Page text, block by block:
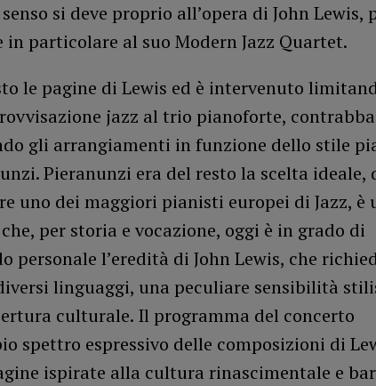
si deve proprio all’opera di John Lewis,
in particolare al suo Modern Jazz Quartet.
le pagine di Lewis ed è intervenuto
jazz al trio pianoforte,
gli arrangiamenti in funzione dello stile
Pieranunzi era del resto la scelta ideale,
uno dei maggiori pianisti europei di Jazz, è
per storia e vocazione, oggi è in grado di
personale l’eredità di John Lewis, che
linguaggi, una peculiare sensibilità
culturale. Il programma del concerto
spettro espressivo delle composizioni di
ispirate alla cultura rinascimentale e